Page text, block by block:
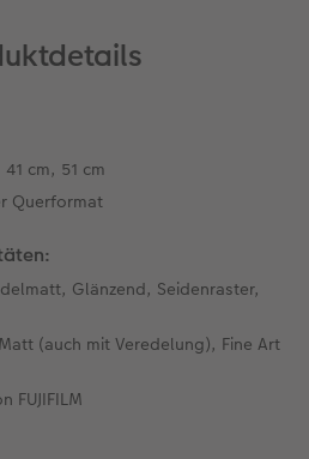
cm, 51 cm
Querformat
Glänzend, Seidenraster,
(auch mit Veredelung), Fine Art
FUJIFILM